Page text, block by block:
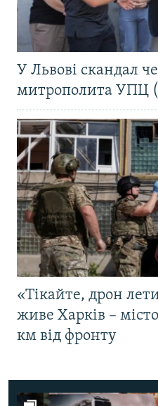
У Львові скандал
митрополита УПЦ
«Тікайте, дрон
живе Харків –
км від фронту